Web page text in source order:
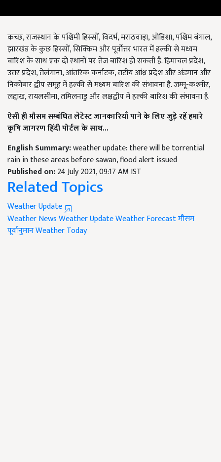
कच्छ, राजस्थान के पश्चिमी हिस्सों, विदर्भ, मराठवाड़ा, ओडिशा, पश्चिम बंगाल,
झारखंड के कुछ हिस्सों, सिक्किम और पूर्वोत्तर भारत में हल्की से मध्यम
बारिश के साथ एक दो स्थानों पर तेज बारिश हो सकती है. हिमाचल प्रदेश,
उत्तर प्रदेश, तेलंगाना, आंतरिक कर्नाटक, तटीय आंध्र प्रदेश और अंडमान और
निकोबार द्वीप समूह में हल्की से मध्यम बारिश की संभावना है. जम्मू-कश्मीर,
लद्दाख, रायलसीमा, तमिलनाडु और लक्षद्वीप में हल्की बारिश की संभावना है.
ऐसी ही मौसम सम्बंधित लेटेस्ट जानकारियाँ पाने के लिए जुड़े रहें हमारे
कृषि जागरण हिंदी पोर्टल के साथ...
English Summary:weather update: there will be torrential
rain in these areas before sawan, flood alert issued
Published on:24 July 2021, 09:17 AM IST
Related Topics
Weather Update
Weather NewsWeather UpdateWeather Forecastमौसम
पूर्वानुमानWeather Today